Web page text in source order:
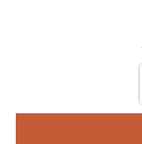
ילדים לאמא